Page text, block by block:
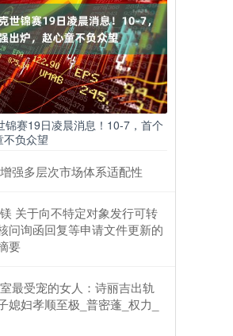
锦赛19日凌晨消息！10-7，首个
不负众望
强多层次市场体系适配性
关于向不特定对象发行可转
问询函回复等申请文件更新的
要
最受宠的女人：诗丽吉出轨
媳妇孝顺至极_普密蓬_权力_